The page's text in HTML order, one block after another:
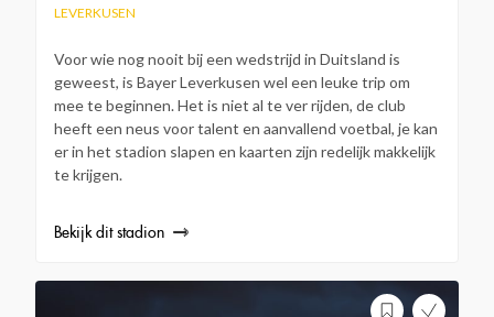
LEVERKUSEN
Voor wie nog nooit bij een wedstrijd in Duitsland is
geweest, is Bayer Leverkusen wel een leuke trip om
mee te beginnen. Het is niet al te ver rijden, de club
heeft een neus voor talent en aanvallend voetbal, je kan
er in het stadion slapen en kaarten zijn redelijk makkelijk
te krijgen.
Bekijk dit stadion